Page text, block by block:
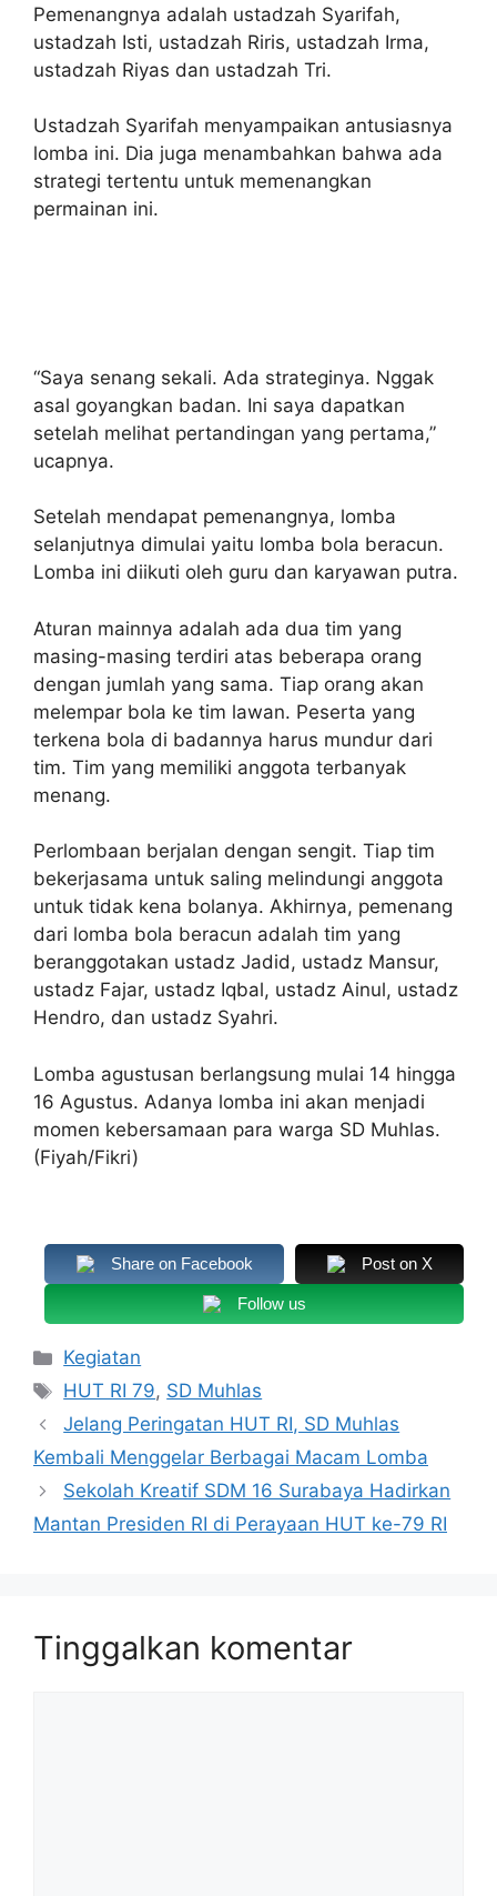
Pemenangnya adalah ustadzah Syarifah,
ustadzah Isti, ustadzah Riris, ustadzah Irma,
ustadzah Riyas dan ustadzah Tri.
Ustadzah Syarifah menyampaikan antusiasnya
lomba ini. Dia juga menambahkan bahwa ada
strategi tertentu untuk memenangkan
permainan ini.
“Saya senang sekali. Ada strateginya. Nggak
asal goyangkan badan. Ini saya dapatkan
setelah melihat pertandingan yang pertama,”
ucapnya.
Setelah mendapat pemenangnya, lomba
selanjutnya dimulai yaitu lomba bola beracun.
Lomba ini diikuti oleh guru dan karyawan putra.
Aturan mainnya adalah ada dua tim yang
masing-masing terdiri atas beberapa orang
dengan jumlah yang sama. Tiap orang akan
melempar bola ke tim lawan. Peserta yang
terkena bola di badannya harus mundur dari
tim. Tim yang memiliki anggota terbanyak
menang.
Perlombaan berjalan dengan sengit. Tiap tim
bekerjasama untuk saling melindungi anggota
untuk tidak kena bolanya. Akhirnya, pemenang
dari lomba bola beracun adalah tim yang
beranggotakan ustadz Jadid, ustadz Mansur,
ustadz Fajar, ustadz Iqbal, ustadz Ainul, ustadz
Hendro, dan ustadz Syahri.
Lomba agustusan berlangsung mulai 14 hingga
16 Agustus. Adanya lomba ini akan menjadi
momen kebersamaan para warga SD Muhlas.
(Fiyah/Fikri)
Share on Facebook Post on X
Follow us
Kategori
Kegiatan
Tag
HUT RI 79, SD Muhlas
Jelang Peringatan HUT RI, SD Muhlas
Kembali Menggelar Berbagai Macam Lomba
Sekolah Kreatif SDM 16 Surabaya Hadirkan
Mantan Presiden RI di Perayaan HUT ke-79 RI
Tinggalkan komentar